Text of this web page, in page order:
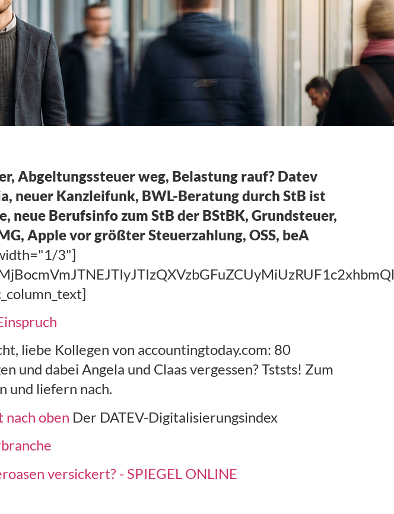
Abgeltungssteuer weg, Belastung rauf? Datev
neuer Kanzleifunk, BWL-Beratung durch StB ist
Berufsinfo zum StB der BStBK, Grundsteuer,
Apple vor größter Steuerzahlung, OSS, beA
3"]
liebe Kollegen von accountingtoday.com: 80
und dabei Angela und Claas vergessen? Tststs! Zum
und liefern nach.
oben Der DATEV-Digitalisierungsindex
versickert? - SPIEGEL ONLINE